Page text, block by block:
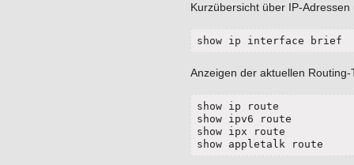
Kurzübersicht über IP-
show ip interface brief
Anzeigen der aktuellen
show ip route
show ipv6 route
show ipx route
show appletalk route